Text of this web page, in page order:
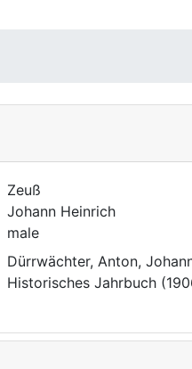
Zeuß
Johann Heinrich
male
Dürrwächter, Anton,
Historisches Jahrbuch